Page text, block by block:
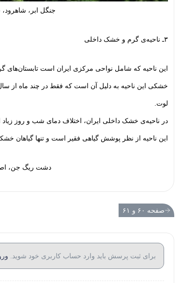
جنگل ابر،
۳ـ ناحیه‌ی گرم و خشک داخلی
این ناحیه که شامل نواحی مرکزی ایران است تابستان‌های
خشکی این ناحیه به دلیل آن است که فقط در چند ماه از
لوت.
در ناحیه‌ی خشک داخلی ایران، اختلاف دمای شب و روز زیاد
این ناحیه از نظر پوشش گیاهی فقیر است و تنها گیاهان
دشت ریگ جن،
صفحه ۶۰ و ۶۱
برای ثبت پرسش باید وارد حساب کاربری خود شوید.